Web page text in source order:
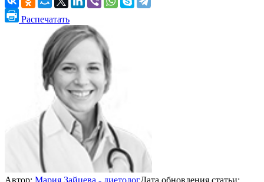
Распечатать